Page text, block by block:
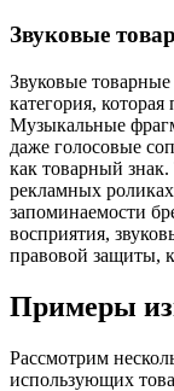
Звуковые
Звуковые
категория,
Музыкальные
даже голосовые
как товарный
рекламных
запоминаемости
восприятия,
правовой защиты,
Примеры
Рассмотрим
использующих